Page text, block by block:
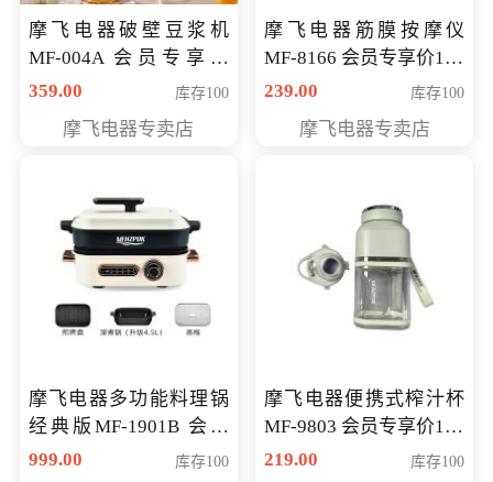
摩飞电器破壁豆浆机
MF-004A 会员专享价
168元
359.00 库存100
摩飞电器专卖店
摩飞电器筋膜按摩仪
MF-8166 会员专享价168
元
239.00 库存100
摩飞电器专卖店
摩飞电器多功能料理锅
经典版MF-1901B 会员
专享价399元
999.00 库存100
摩飞电器便携式榨汁杯
MF-9803 会员专享价138
元
219.00 库存100